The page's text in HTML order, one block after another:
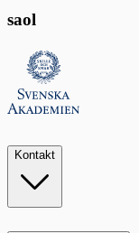
saol
Kontakt